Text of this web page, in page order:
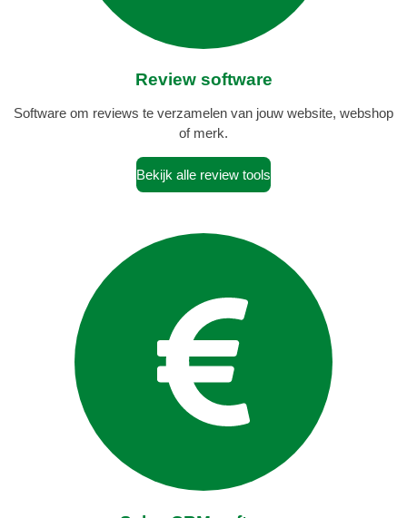
Review software
Software om reviews te verzamelen van jouw website, webshop
of merk.
Bekijk alle review tools